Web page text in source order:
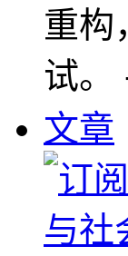
重构
试。
文章